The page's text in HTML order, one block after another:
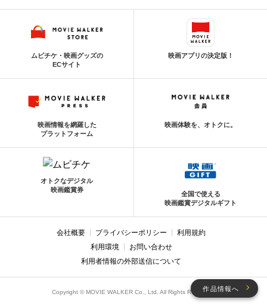
作品情報へ
ムビチケ・映画グッズの
ECサイト
映画アプリの決定版！
映画情報を網羅した
プラットフォーム
映画体験を、オトクに。
オトクなデジタル
映画鑑賞券
全国で使える
映画鑑賞デジタルギフト
会社概要 プライバシーポリシー
利用規約
利用環境
お問い合わせ
利用者情報の外部送信について
Copyright © MOVIE WALKER Co., Ltd. All Rights Reserved.